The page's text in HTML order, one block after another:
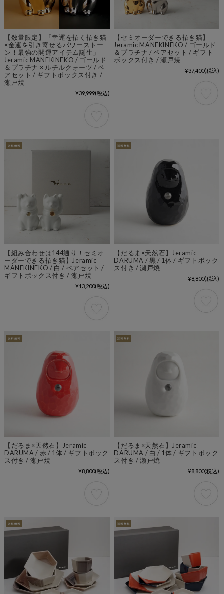
【数量限定】「幸運を招く招き猫
×金運を引き寄せるパワーストー
ン！最強の開運アイテム誕生」
Jeramic MANEKINEKO / ゴールド
＆プラチナ × ルチルクォーツ / ペ
アセット / ギフトボックス付き /
瀬戸焼
¥39,999(税込)
【セミオーダーできる招き猫】
Jeramic MANEKINEKO / ゴールド
＆プラチナ / ペアセット / ギフト
ボックス付き / 瀬戸焼
¥37,400(税込)
【組み合わせは144通り！セミオ
ーダーできる招き猫】Jeramic
MANEKINEKO / 白 / ペアセット /
ギフトボックス付き / 瀬戸焼
¥13,200(税込)
【だるま×天然石】Jeramic
DARUMA / 黒 / 1体 / ギフトボック
ス付き / 瀬戸焼
¥8,800(税込)
【だるま×天然石】Jeramic
DARUMA / 赤 / 1体 / ギフトボック
ス付き / 瀬戸焼
¥8,800(税込)
【だるま×天然石】Jeramic
DARUMA / 白 / 1体 / ギフトボック
ス付き / 瀬戸焼
¥8,800(税込)